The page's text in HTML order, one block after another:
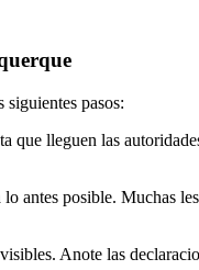
pasos:
que lleguen las
antes posible. Muchas
Anote las